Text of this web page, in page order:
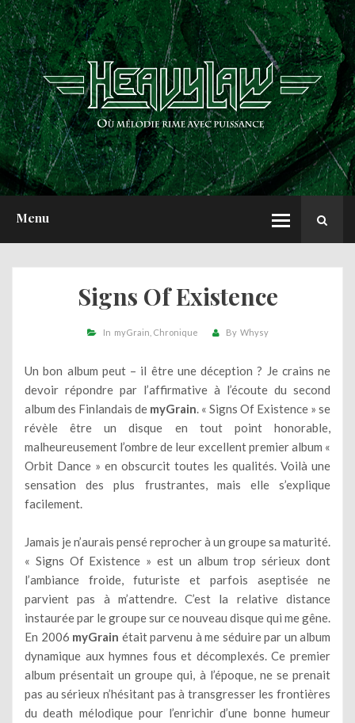
Menu
ACCUEIL
NEWS
CHRONIQUES
INTERVIEWS
REPORTS
A PROPOS
Signs Of Existence
In myGrain Chronique By Whysy
Un bon album peut – il être une déception ? Je crains ne
devoir répondre par l’affirmative à l’écoute du second
album des Finlandais de myGrain. « Signs Of Existence » se
révèle être un disque en tout point honorable,
malheureusement l’ombre de leur excellent premier album «
Orbit Dance » en obscurcit toutes les qualités. Voilà une
sensation des plus frustrantes, mais elle s’explique
facilement.
Jamais je n’aurais pensé reprocher à un groupe sa maturité.
« Signs Of Existence » est un album trop sérieux dont
l’ambiance froide, futuriste et parfois aseptisée ne
parvient pas à m’attendre. C’est la relative distance
instaurée par le groupe sur ce nouveau disque qui me gêne.
En 2006 myGrain était parvenu à me séduire par un album
dynamique aux hymnes fous et décomplexés. Ce premier
album présentait un groupe qui, à l’époque, ne se prenait
pas au sérieux n’hésitant pas à transgresser les frontières
du death mélodique pour l’enrichir d’une bonne humeur